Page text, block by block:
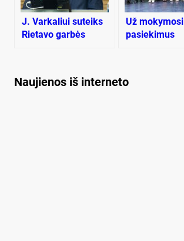
J. Varkaliui suteiks
Rietavo garbės
Už mokymosi
pasiekimus
Naujienos iš interneto